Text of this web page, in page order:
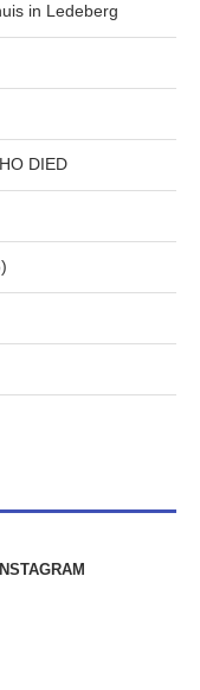
in Ledeberg
DIED
INSTAGRAM